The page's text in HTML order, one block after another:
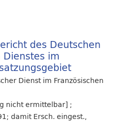
des Deutschen
im
Dienst im Französischen
nicht ermittelbar] ;
damit Ersch. eingest.,